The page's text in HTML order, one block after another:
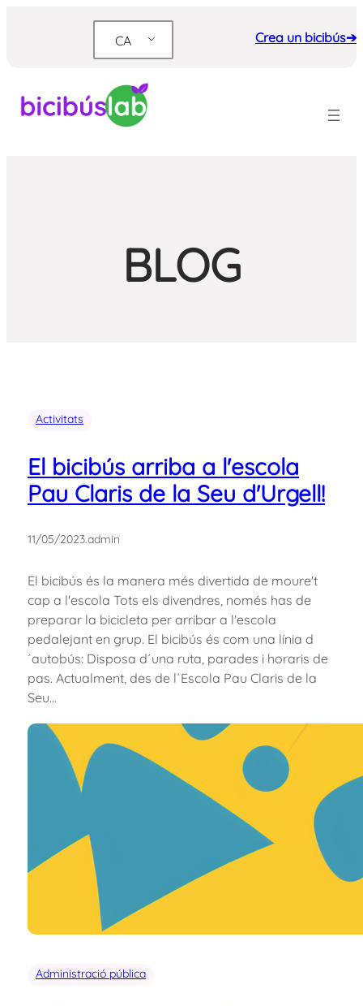
CA Crea un bicibús➔
BLOG
Activitats
El bicibús arriba a l'escola
Pau Claris de la Seu d'Urgell!
11/05/2023.admin
El bicibús és la manera més divertida de moure't
cap a l'escola Tots els divendres, només has de
preparar la bicicleta per arribar a l'escola
pedalejant en grup. El bicibús és com una línia d
´autobús: Disposa d´una ruta, parades i horaris de
pas. Actualment, des de l´Escola Pau Claris de la
Seu…
Administració pública